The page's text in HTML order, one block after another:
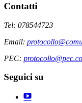
Contatti
Tel: 078544723
Email:
PEC:
Seguici su